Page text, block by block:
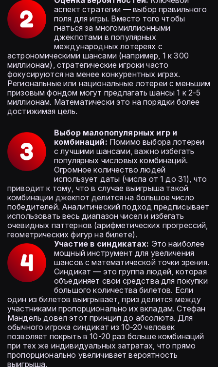
аспект стратегии — выбор правильного
поля для игры. Вместо того чтобы
гнаться за многомиллионными
джекпотами в популярных
международных лотереях с
астрономическими шансами (например, 1 к 300
миллионам), стратегические игроки часто
фокусируются на менее конкурентных играх.
Региональные или национальные лотереи с меньшим
призовым фондом могут предлагать шансы 1 к 2-5
миллионам. Математически это на порядки более
достижимая цель.
Выбор малопопулярных игр и
комбинаций: Помимо выбора лотереи
с лучшими шансами, важно избегать
популярных числовых комбинаций.
Огромное количество людей
использует даты (числа от 1 до 31), что
приводит к тому, что в случае выигрыша такой
комбинации джекпот делится на большое число
победителей. Аналитический подход предписывает
использовать весь диапазон чисел и избегать
очевидных паттернов (арифметических прогрессий,
геометрических фигур на билете).
Участие в синдикатах: Это наиболее
мощный инструмент для увеличения
шансов с математической точки зрения.
Синдикат — это группа людей, которая
объединяет свои средства для покупки
большого количества билетов. Если
один из билетов выигрывает, приз делится между
участниками пропорционально их вкладам. Стефан
Мандель довел этот принцип до абсолюта. Для
обычного игрока синдикат из 10-20 человек
позволяет покрыть в 10-20 раз больше комбинаций
при тех же индивидуальных затратах, что прямо
пропорционально увеличивает вероятность
выигрыша.